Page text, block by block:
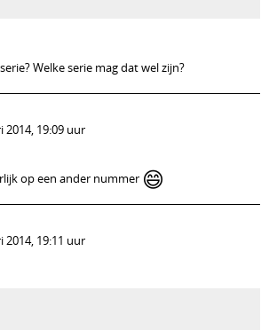
Welke serie mag dat wel zijn?
2014, 19:09 uur
op een ander nummer 😄
2014, 19:11 uur